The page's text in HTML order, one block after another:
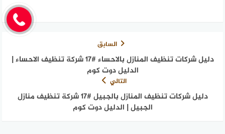
السابق
دليل شركات تنظيف المنازل بالاحساء #17 شركة تنظيف الاحساء |
الدليل دوت كوم
التالي
دليل شركات تنظيف المنازل بالجبيل #17 شركة تنظيف منازل
الجبيل | الدليل دوت كوم